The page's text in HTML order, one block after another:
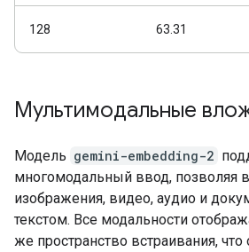
128 63.31
Мультимодальные
Модель gemini-embedding-2
многомодальный ввод, позволяя
изображения, видео, аудио и
текстом. Все модальности
же пространство встраивания,